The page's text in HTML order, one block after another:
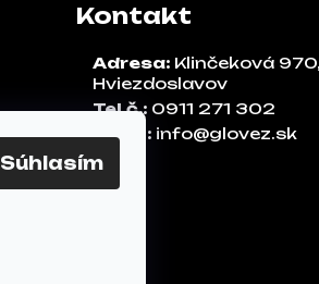
Súhlasím
Kontakt
Adresa: Klinčeková
Hviezdoslavov
Tel.č.: 0911 271 302
Email: info@glovez.sk